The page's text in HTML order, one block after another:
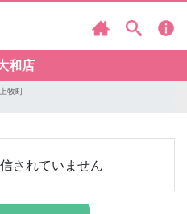
和店
牧町
されていません